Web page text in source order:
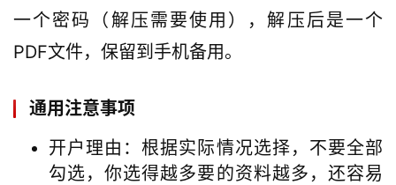
一个密码（解压需要使用），解压后是一个
PDF文件，保留到手机备用。
通用注意事项
开户理由：根据实际情况选择，不要全部
勾选，你选得越多要的资料越多，还容易